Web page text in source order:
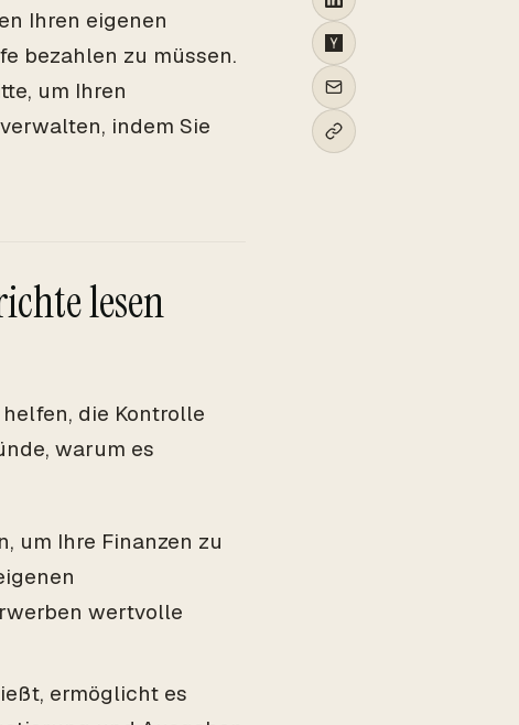
Ihren eigenen
bezahlen zu müssen.
um Ihren
indem Sie
lesen
die Kontrolle
warum es
um Ihre Finanzen zu
wertvolle
ermöglicht es